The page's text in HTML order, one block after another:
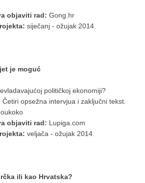
objaviti rad: Gong.hr
siječanj - ožujak 2014.
je moguć
političkoj ekonomiji?
Četiri opsežna intervjua i zaključni tekst.
objaviti rad: Lupiga.com
veljača - ožujak 2014.
ili kao Hrvatska?